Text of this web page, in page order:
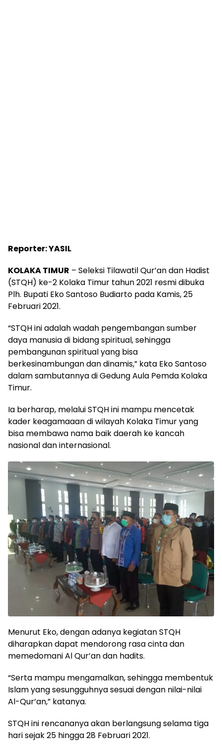
Reporter: YASIL
KOLAKA TIMUR – Seleksi Tilawatil Qur’an dan Hadist
(STQH) ke-2 Kolaka Timur tahun 2021 resmi dibuka
Plh. Bupati Eko Santoso Budiarto pada Kamis, 25
Februari 2021.
“STQH ini adalah wadah pengembangan sumber
daya manusia di bidang spiritual, sehingga
pembangunan spiritual yang bisa
berkesinambungan dan dinamis,” kata Eko Santoso
dalam sambutannya di Gedung Aula Pemda Kolaka
Timur.
Ia berharap, melalui STQH ini mampu mencetak
kader keagamaaan di wilayah Kolaka Timur yang
bisa membawa nama baik daerah ke kancah
nasional dan internasional.
Menurut Eko, dengan adanya kegiatan STQH
diharapkan dapat mendorong rasa cinta dan
memedomani Al Qur’an dan hadits.
“Serta mampu mengamalkan, sehingga membentuk
Islam yang sesungguhnya sesuai dengan nilai-nilai
Al-Qur’an,” katanya.
STQH ini rencananya akan berlangsung selama tiga
hari sejak 25 hingga 28 Februari 2021.